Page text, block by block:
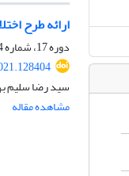
ارائه طرح
دوره 17، شماره 4، زمستان 1399، صفحه
سید رضا سلیم
مشاهده مقاله